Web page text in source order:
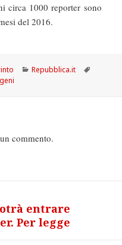
circa 1000 reporter sono
del 2016.
Categorie
Repubblica.it
commento.
entrare
Per legge